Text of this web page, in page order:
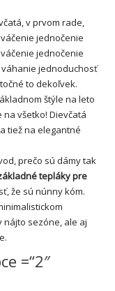
v prvom rade,
jednočenie
jednočenie
jednoduchosť
to dekoľvek.
štýle na leto
všetko! Dievčatá
a tiež na elegantné
prečo sú dámy tak
tepláky pre
že sú núnny kóm.
nájto sezóne, ale aj
=“2″